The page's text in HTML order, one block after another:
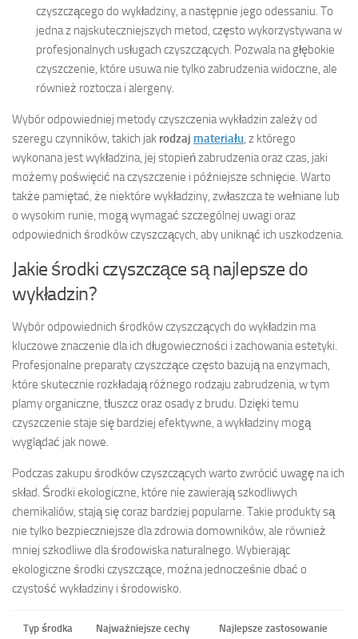
czyszczącego do wykładziny, a następnie jego odessaniu. To
jedna z najskuteczniejszych metod, często wykorzystywana w
profesjonalnych usługach czyszczących. Pozwala na głębokie
czyszczenie, które usuwa nie tylko zabrudzenia widoczne, ale
również roztocza i alergeny.
Wybór odpowiedniej metody czyszczenia wykładzin zależy od
szeregu czynników, takich jak rodzaj materiału, z którego
wykonana jest wykładzina, jej stopień zabrudzenia oraz czas, jaki
możemy poświęcić na czyszczenie i późniejsze schnięcie. Warto
także pamiętać, że niektóre wykładziny, zwłaszcza te wełniane lub
o wysokim runie, mogą wymagać szczególnej uwagi oraz
odpowiednich środków czyszczących, aby uniknąć ich uszkodzenia.
Jakie środki czyszczące są najlepsze do
wykładzin?
Wybór odpowiednich środków czyszczących do wykładzin ma
kluczowe znaczenie dla ich długowieczności i zachowania estetyki.
Profesjonalne preparaty czyszczące często bazują na enzymach,
które skutecznie rozkładają różnego rodzaju zabrudzenia, w tym
plamy organiczne, tłuszcz oraz osady z brudu. Dzięki temu
czyszczenie staje się bardziej efektywne, a wykładziny mogą
wyglądać jak nowe.
Podczas zakupu środków czyszczących warto zwrócić uwagę na ich
skład. Środki ekologiczne, które nie zawierają szkodliwych
chemikaliów, stają się coraz bardziej popularne. Takie produkty są
nie tylko bezpieczniejsze dla zdrowia domowników, ale również
mniej szkodliwe dla środowiska naturalnego. Wybierając
ekologiczne środki czyszczące, można jednocześnie dbać o
czystość wykładziny i środowisko.
Typ środka
Najważniejsze cechy Najlepsze zastosowanie